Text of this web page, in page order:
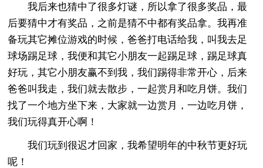
我后来也猜中了很多灯谜，所以拿了很多奖品，最
后要猜中才有奖品，之前是猜不中都有奖品拿。我再准
备玩其它摊位游戏的时候，爸爸打电话给我，叫我去足
球场踢足球，我便和其它小朋友一起踢足球，踢足球真
好玩，其它小朋友赢不到我，我们踢得非常开心，后来
爸爸叫我走，我们就去散步，一起赏月和吃月饼。我们
找了一个地方坐下来，大家就一边赏月，一边吃月饼，
我们玩得真开心啊！
我们玩到很迟才回家，我希望明年的中秋节更好玩
呢！